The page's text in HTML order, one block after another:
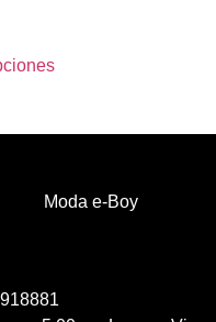
Moda e-Boy